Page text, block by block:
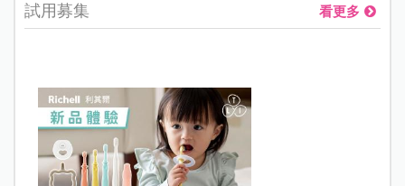
試用募集 看更多